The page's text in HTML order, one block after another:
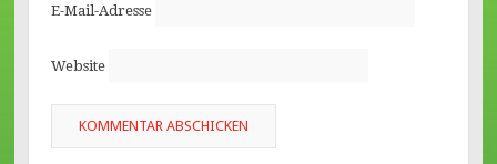
E-Mail-Adresse
Website